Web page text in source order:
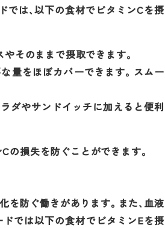
では、以下の食材でビタミンCを摂
そのままで摂取できます。
量をほぼカバーできます。スムー
ダやサンドイッチに加えると便利
の損失を防ぐことができます。
を防ぐ働きがあります。また、血液
では以下の食材でビタミンEを摂